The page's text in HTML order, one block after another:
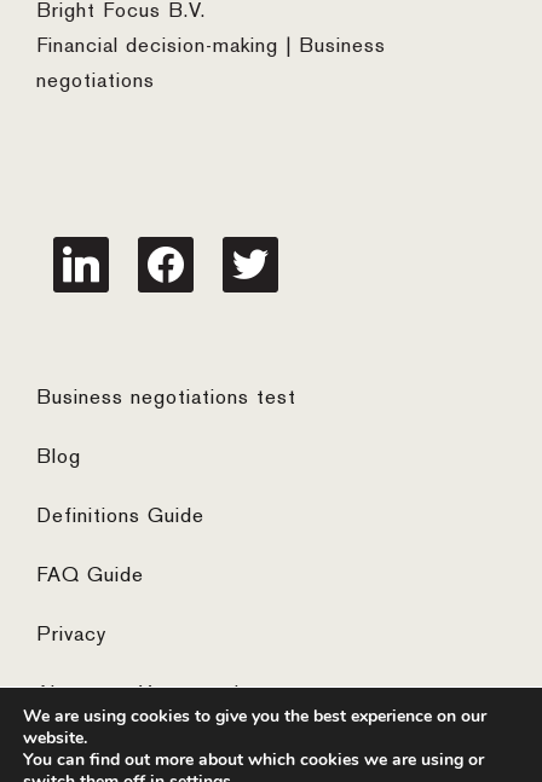
Bright Focus B.V.
Financial decision-making | Business
negotiations
linkedin facebook twitter
Business negotiations test
Blog
Definitions Guide
FAQ Guide
Privacy
We are using cookies to give you the best experience on our
website.
You can find out more about which cookies we are using or